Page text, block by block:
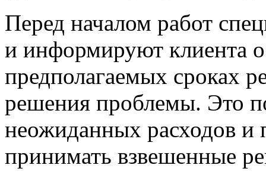
Перед началом работ
и информируют клиента о
предполагаемых сроках
решения проблемы. Это
неожиданных расходов и
принимать взвешенные